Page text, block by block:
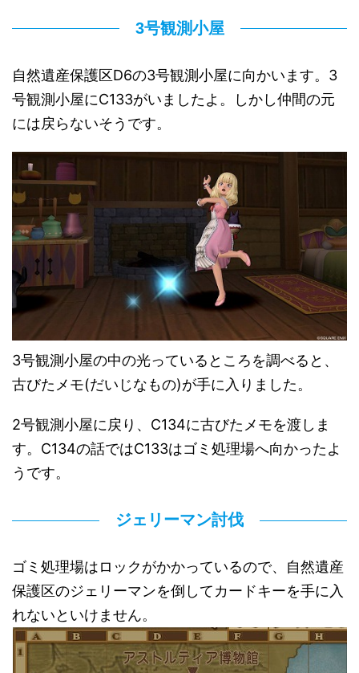
3号観測小屋
自然遺産保護区D6の3号観測小屋に向かいます。3
号観測小屋にC133がいましたよ。しかし仲間の元
には戻らないそうです。
3号観測小屋の中の光っているところを調べると、
古びたメモ(だいじなもの)が手に入りました。
2号観測小屋に戻り、C134に古びたメモを渡しま
す。C134の話ではC133はゴミ処理場へ向かったよ
うです。
ジェリーマン討伐
ゴミ処理場はロックがかかっているので、自然遺産
保護区のジェリーマンを倒してカードキーを手に入
れないといけません。